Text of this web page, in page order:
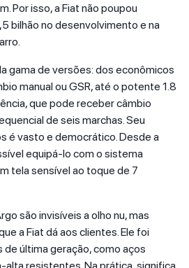
Por isso, a Fiat não poupou
bilhão no desenvolvimento e na
gama de versões: dos econômicos
manual ou GSR, até o potente 1.8
que pode receber câmbio
de seis marchas. Seu
é vasto e democrático. Desde a
equipá-lo com o sistema
tela sensível ao toque de 7
são invisíveis a olho nu, mas
a Fiat dá aos clientes. Ele foi
última geração, como aços
resistentes. Na prática, significa